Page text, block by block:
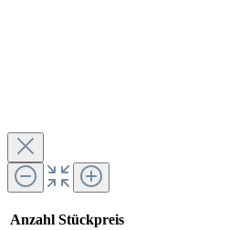
Anzahl Stückpreis